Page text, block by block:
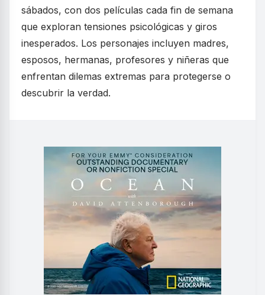
sábados, con dos películas cada fin de semana
que exploran tensiones psicológicas y giros
inesperados. Los personajes incluyen madres,
esposos, hermanas, profesores y niñeras que
enfrentan dilemas extremas para protegerse o
descubrir la verdad.